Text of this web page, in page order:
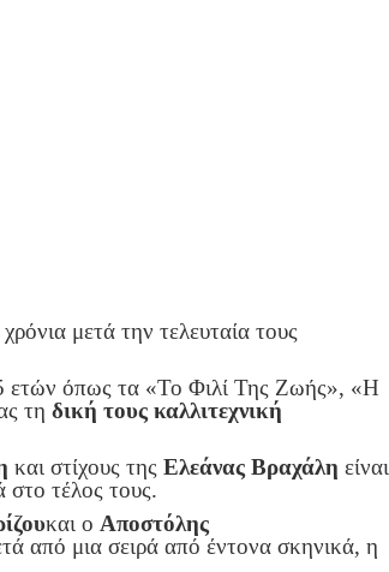
μετά την τελευταία τους
15 ετών όπως τα «Το Φιλί Της Ζωής», «Η
τη δική τους καλλιτεχνική
και στίχους της Ελεάνας Βραχάλη είναι
στο τέλος τους.
και ο Αποστόλης
από μια σειρά από έντονα σκηνικά, η